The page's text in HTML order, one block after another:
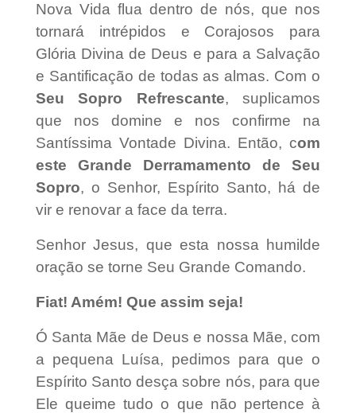
Nova Vida flua dentro de nós, que nos
tornará intrépidos e Corajosos para
Glória Divina de Deus e para a Salvação
e Santificação de todas as almas. Com o
Seu Sopro Refrescante, suplicamos
que nos domine e nos confirme na
Santíssima Vontade Divina. Então, com
este Grande Derramamento de Seu
Sopro, o Senhor, Espírito Santo, há de
vir e renovar a face da terra.
Senhor Jesus, que esta nossa humilde
oração se torne Seu Grande Comando.
Fiat! Amém! Que assim seja!
Ó Santa Mãe de Deus e nossa Mãe,com
a pequena Luísa, pedimos para que o
Espírito Santo desça sobre nós, para que
Ele queime tudo o que não pertence à